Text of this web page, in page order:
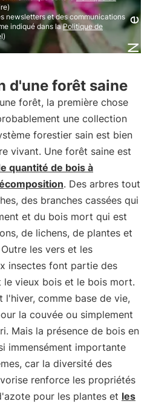
newsletters et des communications
indiqué dans laPolitique de
d'une forêt saine
forêt, la première chose
une collection
forestier sain est bien
vivant. Une forêt saine est
quantité de bois à
. Des arbres tout
des branches cassées qui
et du bois mort qui est
de lichens, de plantes et
les vers et les
insectes font partie des
le vieux bois et le bois mort.
l'hiver, comme base de vie,
la couvée ou simplement
Mais la présence de bois en
immensément importante
car la diversité des
renforce les propriétés
pour les plantes et les